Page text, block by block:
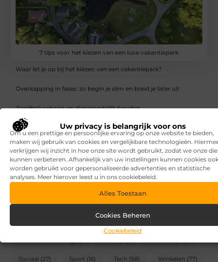
Uw privacy is belangrijk voor ons
Om u een prettige en persoonlijke ervaring op onze website te bieden,
maken wij gebruik van cookies en vergelijkbare technologieën.
verkrijgen wij inzicht in hoe onze site wordt gebruikt, zodat we onze
kunnen verbeteren. Afhankelijk van uw instellingen kunnen cookies
worden gebruikt voor gepersonaliseerde advertenties en statistische
analyses. Meer hierover leest u in ons cookiebeleid.
Alles Toestaan
Cookies Beheren
Cookiebeleid
7 tips voor het kiezen van een luxe vakantiepark
Waar let je op bij het kiezen van een vakantiepark?
Overkapping in fases: zo begin je slim en breid je later uit
Zandbak schoon en diervriendelijk houden
Vind de perfecte garage in Eerbeek
Aanrijdbeveiliging: voorkom schade, stilstand en onveilige
situaties op de werkvloer
Rijlessen in Haarlem? Zo vergroot je jouw kans om sneller te
slagen
Sociaal (27) Sport (16) Tech (58) Winkelen (77)